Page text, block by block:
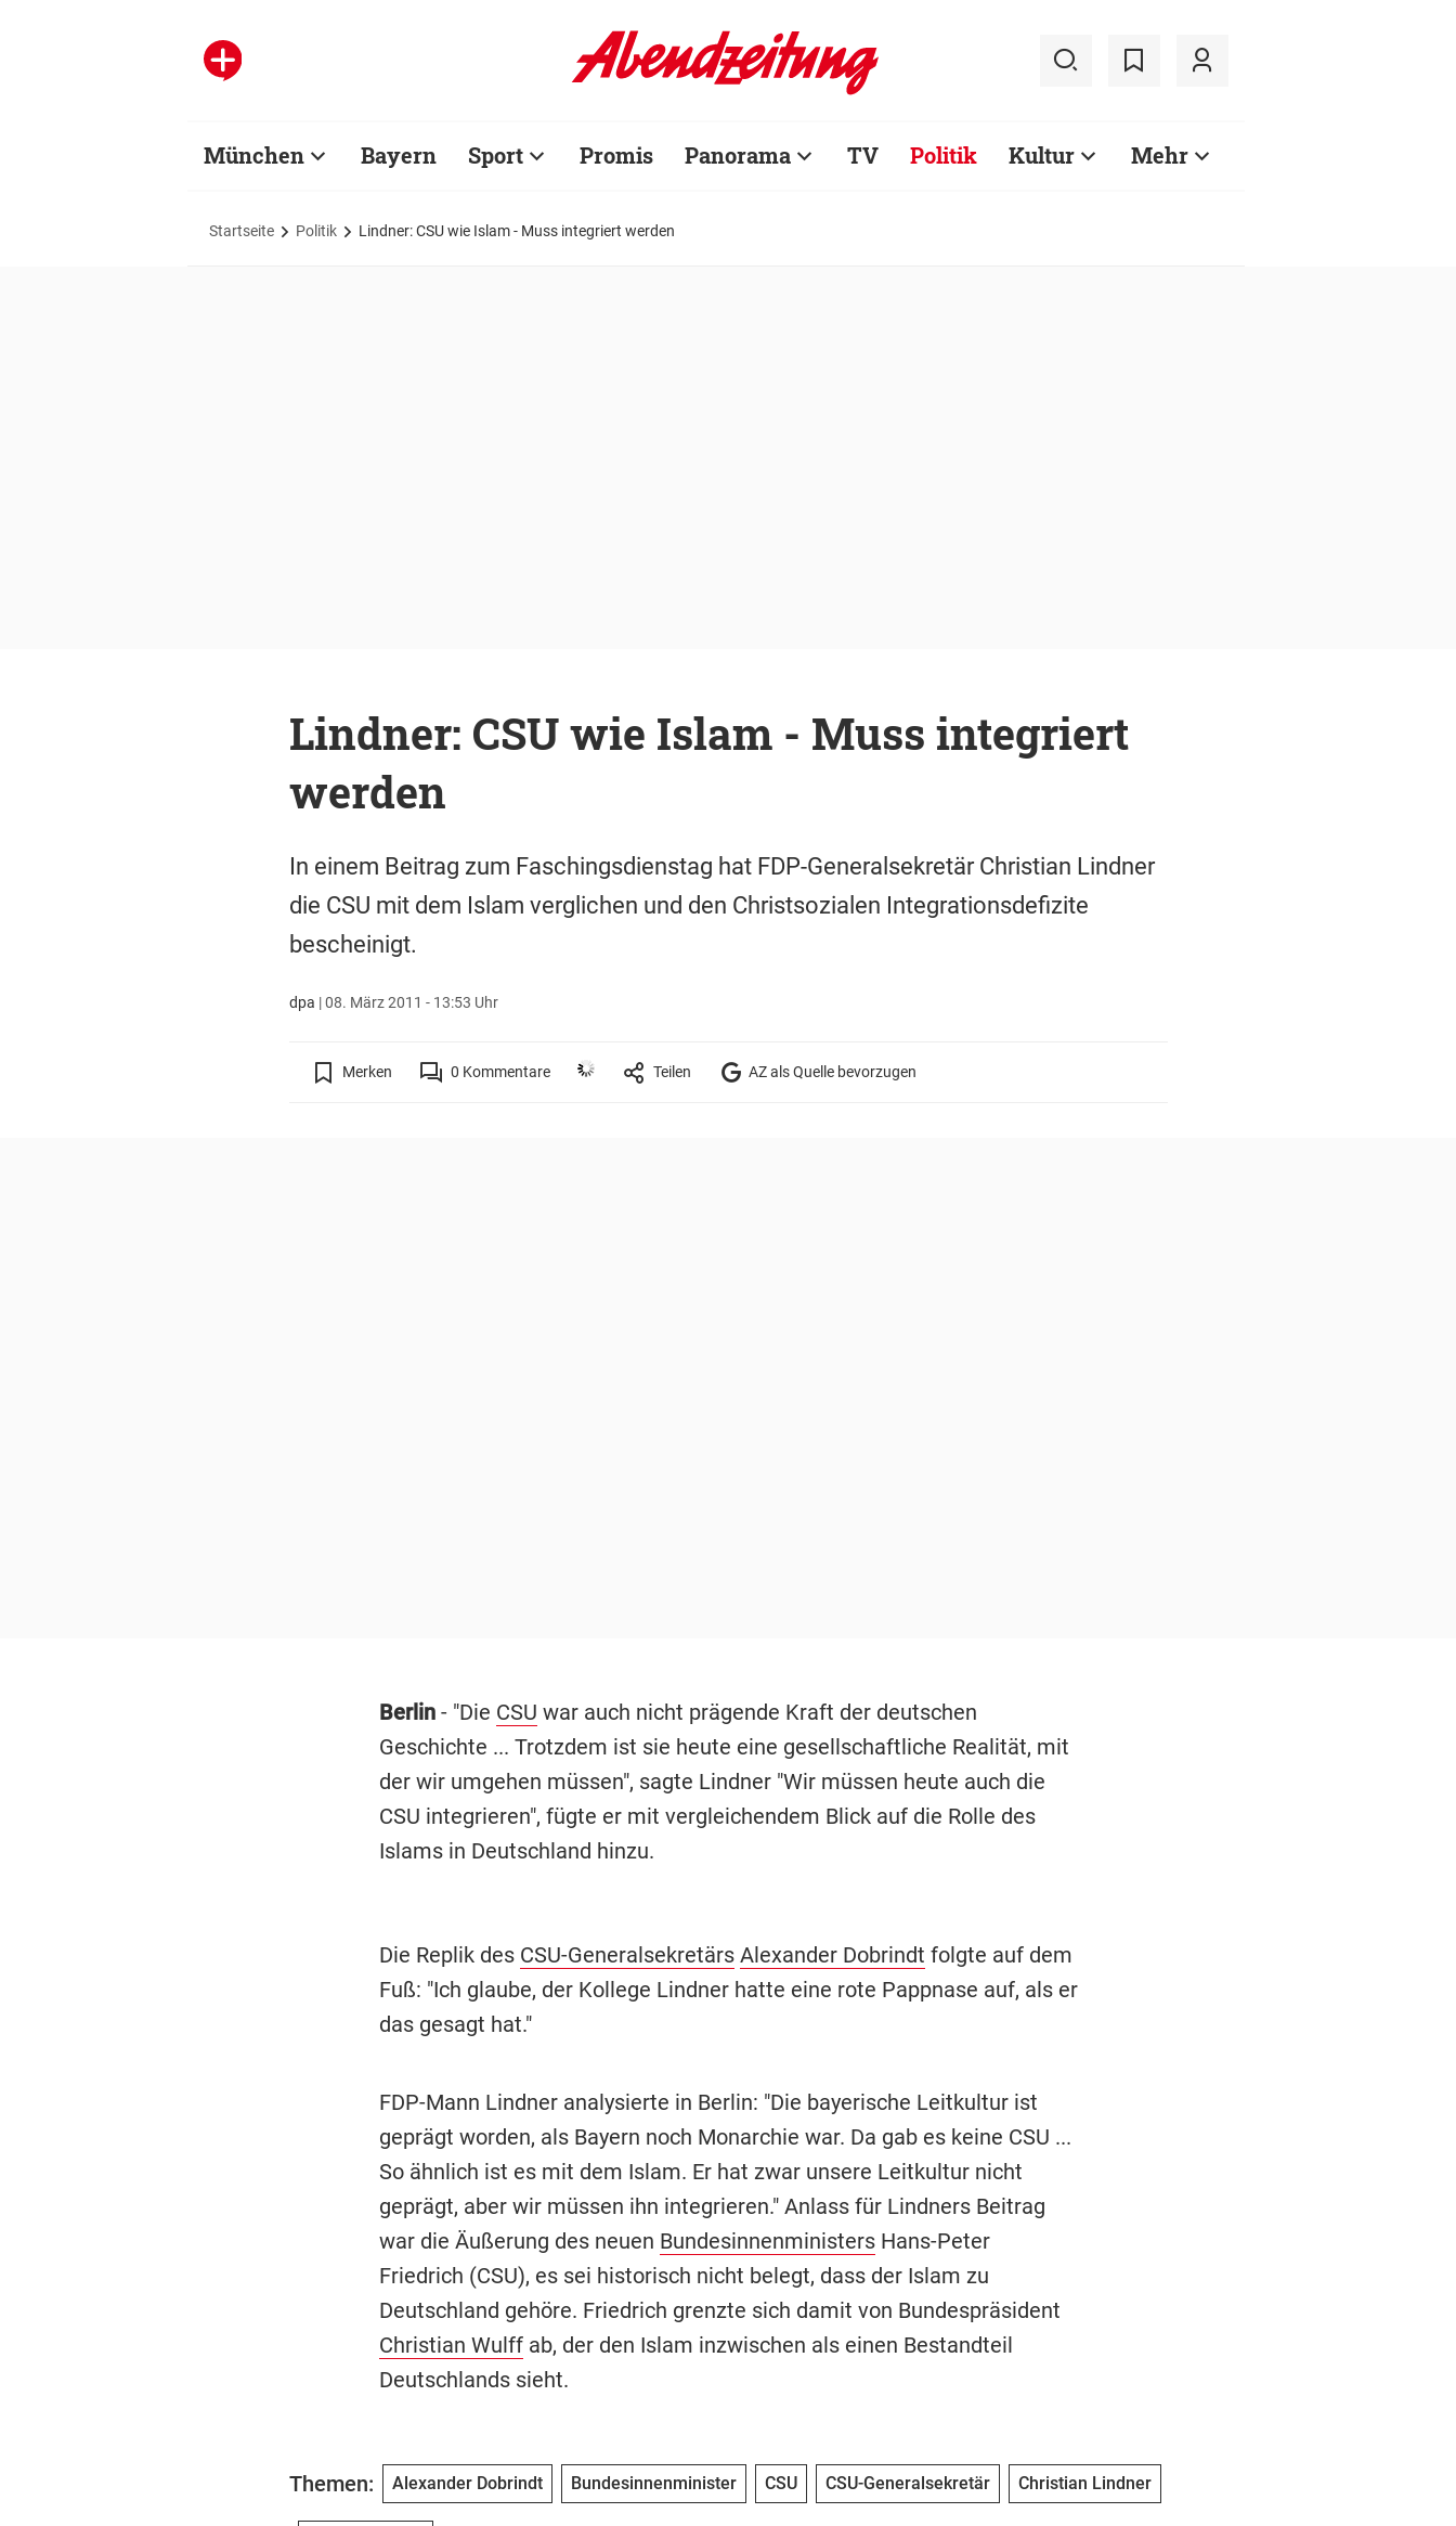
München Bayern Sport Promis Panorama TV Politik Kultur Mehr
Startseite Politik Lindner: CSU wie Islam - Muss integriert werden
Lindner: CSU wie Islam - Muss integriert
werden
In einem Beitrag zum Faschingsdienstag hat FDP-Generalsekretär Christian Lindner
die CSU mit dem Islam verglichen und den Christsozialen Integrationsdefizite
bescheinigt.
dpa |08. März 2011 - 13:53 Uhr
Merken 0 Kommentare Teilen AZ als Quelle bevorzugen
Berlin- "Die CSU war auch nicht prägende Kraft der deutschen
Geschichte ... Trotzdem ist sie heute eine gesellschaftliche Realität, mit
der wir umgehen müssen", sagte Lindner "Wir müssen heute auch die
CSU integrieren", fügte er mit vergleichendem Blick auf die Rolle des
Islams in Deutschland hinzu.
Die Replik des CSU-Generalsekretärs Alexander Dobrindt folgte auf dem
Fuß: "Ich glaube, der Kollege Lindner hatte eine rote Pappnase auf, als er
das gesagt hat."
FDP-Mann Lindner analysierte in Berlin: "Die bayerische Leitkultur ist
geprägt worden, als Bayern noch Monarchie war. Da gab es keine CSU ...
So ähnlich ist es mit dem Islam. Er hat zwar unsere Leitkultur nicht
geprägt, aber wir müssen ihn integrieren." Anlass für Lindners Beitrag
war die Äußerung des neuen BundesinnenministersHans-Peter
Friedrich (CSU), es sei historisch nicht belegt, dass der Islam zu
Deutschland gehöre. Friedrich grenzte sich damit von Bundespräsident
Christian Wulffab, der den Islam inzwischen als einen Bestandteil
Deutschlands sieht.
Themen: Alexander Dobrindt Bundesinnenminister CSU CSU-Generalsekretär Christian Lindner